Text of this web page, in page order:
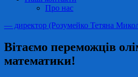
Про нас
— директор (Розумейко Тетяна
Вітаємо переможців
математики!